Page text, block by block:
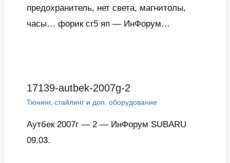
предохранитель, нет света, магнитолы,
часы… форик сг5 яп — ИнФорум…
17139-autbek-2007g-2
Тюнинг, стайлинг и доп. оборудование
Аутбек 2007г — 2 — ИнФорум SUBARU
09.03.